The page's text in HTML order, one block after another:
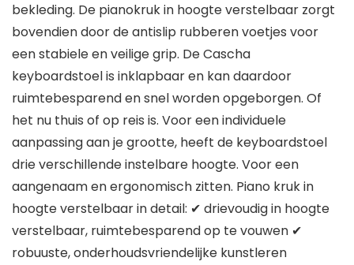
bekleding. De pianokruk in hoogte verstelbaar zorgt
bovendien door de antislip rubberen voetjes voor
een stabiele en veilige grip. De Cascha
keyboardstoel is inklapbaar en kan daardoor
ruimtebesparend en snel worden opgeborgen. Of
het nu thuis of op reis is. Voor een individuele
aanpassing aan je grootte, heeft de keyboardstoel
drie verschillende instelbare hoogte. Voor een
aangenaam en ergonomisch zitten. Piano kruk in
hoogte verstelbaar in detail: ✔ drievoudig in hoogte
verstelbaar, ruimtebesparend op te vouwen ✔
robuuste, onderhoudsvriendelijke kunstleren